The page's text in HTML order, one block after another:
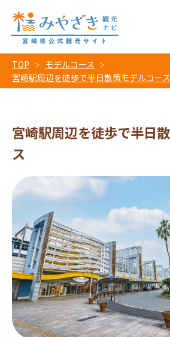
TOP
モデルコース
宮崎駅周辺を徒歩で半日散策モデルコース
宮崎駅周辺を徒歩で半日
ス